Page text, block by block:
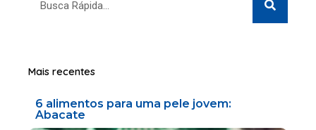
Mais recentes
6 alimentos para uma pele jovem:
Abacate